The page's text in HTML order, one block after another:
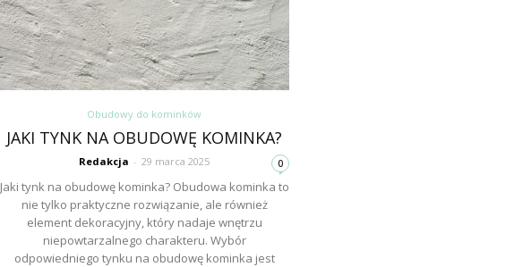
Obudowy do kominków
JAKI TYNK NA OBUDOWĘ KOMINKA?
Redakcja - 29 marca 2025 0
Jaki tynk na obudowę kominka? Obudowa kominka to
nie tylko praktyczne rozwiązanie, ale również
element dekoracyjny, który nadaje wnętrzu
niepowtarzalnego charakteru. Wybór
odpowiedniego tynku na obudowę kominka jest